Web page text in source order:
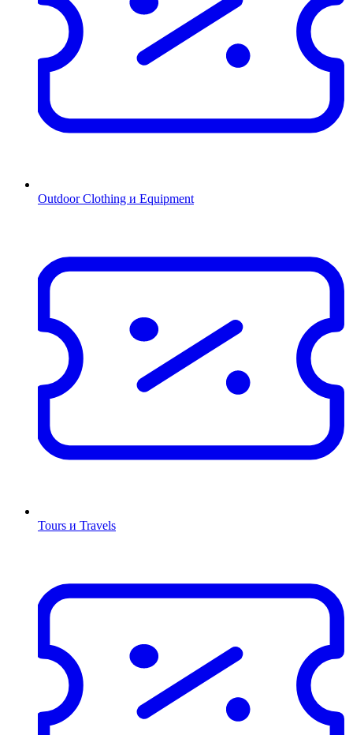
Outdoor Clothing и Equipment
Tours и Travels